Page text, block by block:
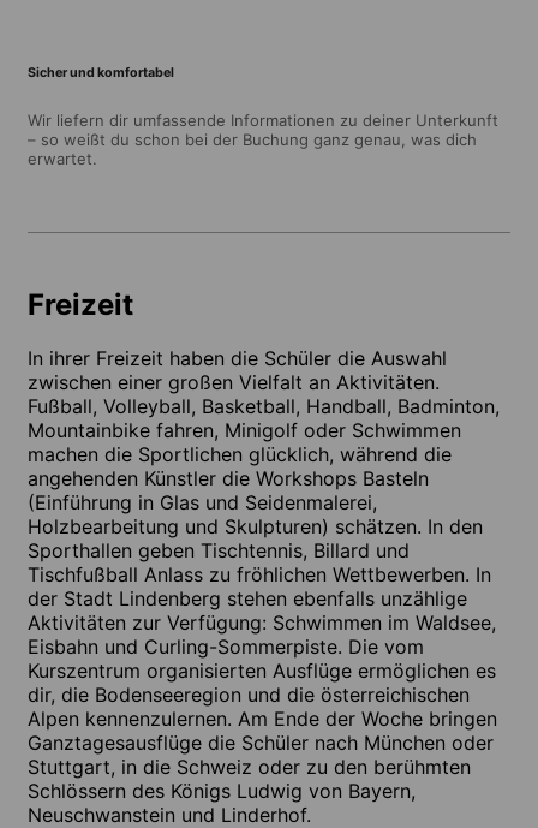
Sicher und komfortabel
Wir liefern dir umfassende Informationen zu deiner Unterkunft
– so weißt du schon bei der Buchung ganz genau, was dich
erwartet.
Freizeit
In ihrer Freizeit haben die Schüler die Auswahl
zwischen einer großen Vielfalt an Aktivitäten.
Fußball, Volleyball, Basketball, Handball, Badminton,
Mountainbike fahren, Minigolf oder Schwimmen
machen die Sportlichen glücklich, während die
angehenden Künstler die Workshops Basteln
(Einführung in Glas und Seidenmalerei,
Holzbearbeitung und Skulpturen) schätzen. In den
Sporthallen geben Tischtennis, Billard und
Tischfußball Anlass zu fröhlichen Wettbewerben. In
der Stadt Lindenberg stehen ebenfalls unzählige
Aktivitäten zur Verfügung: Schwimmen im Waldsee,
Eisbahn und Curling-Sommerpiste. Die vom
Kurszentrum organisierten Ausflüge ermöglichen es
dir, die Bodenseeregion und die österreichischen
Alpen kennenzulernen. Am Ende der Woche bringen
Ganztagesausflüge die Schüler nach München oder
Stuttgart, in die Schweiz oder zu den berühmten
Schlössern des Königs Ludwig von Bayern,
Neuschwanstein und Linderhof.